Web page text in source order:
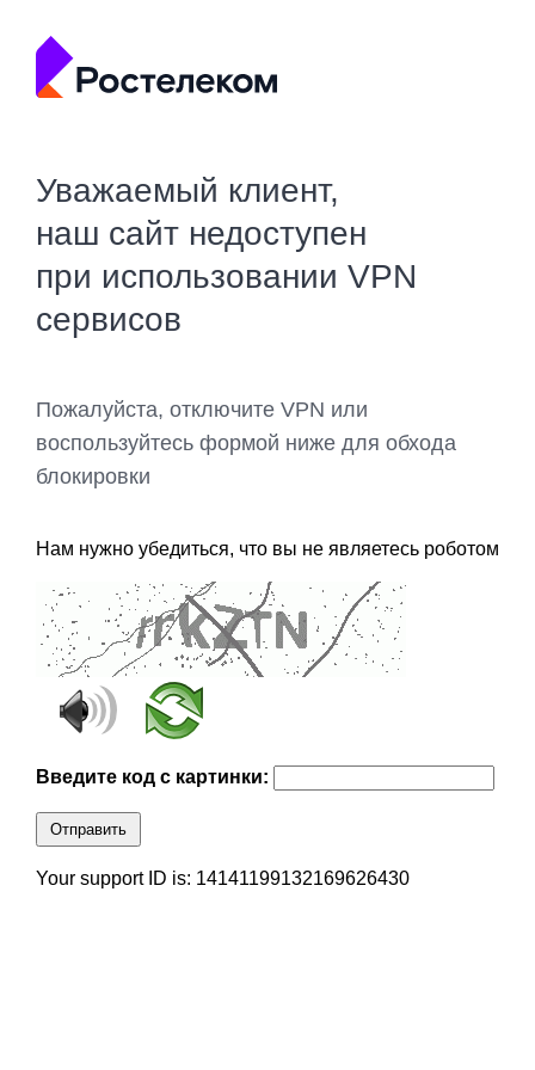
Уважаемый клиент,
наш сайт недоступен
при использовании VPN
сервисов
Пожалуйста, отключите VPN или
воспользуйтесь формой ниже для обхода
блокировки
Нам нужно убедиться, что вы не являетесь роботом
Введите код с картинки:
Отправить
Your support ID is: 14141199132169626430